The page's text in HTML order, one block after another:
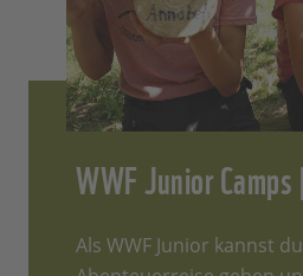
WWF Junior
Als WWF Junior kannst